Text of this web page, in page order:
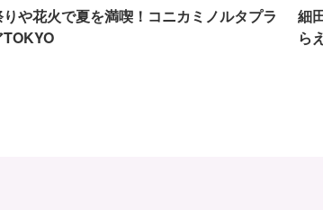
や花火で夏を満喫！コニカミノルタプラ
細
ら